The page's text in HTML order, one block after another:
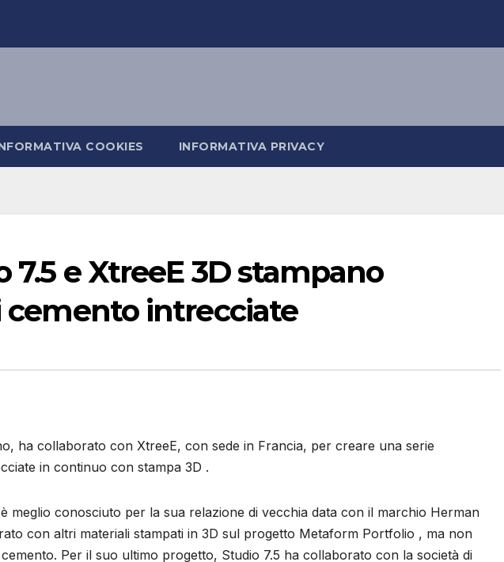
COOKIES INFORMATIVA PRIVACY
7.5 e XtreeE 3D stampano
cemento intrecciate
ha collaborato con XtreeE, con sede in Francia, per creare una serie
in continuo con stampa 3D .
meglio conosciuto per la sua relazione di vecchia data con il marchio Herman
con altri materiali stampati in 3D sul progetto Metaform Portfolio , ma non
Per il suo ultimo progetto, Studio 7.5 ha collaborato con la società di